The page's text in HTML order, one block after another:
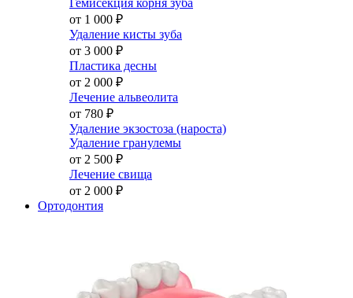
Гемисекция корня зуба
от 1 000 ₽
Удаление кисты зуба
от 3 000 ₽
Пластика десны
от 2 000 ₽
Лечение альвеолита
от 780 ₽
Удаление экзостоза (нароста)
Удаление гранулемы
от 2 500 ₽
Лечение свища
от 2 000 ₽
Ортодонтия